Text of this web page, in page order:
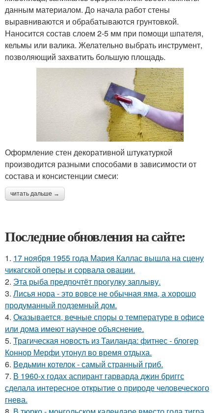
данным материалом. До начала работ стены
выравниваются и обрабатываются грунтовкой.
Наносится состав слоем 2-5 мм при помощи шпателя,
кельмы или валика. Желательно выбрать инструмент,
позволяющий захватить большую площадь.
Оформление стен декоративной штукатуркой
производится разными способами в зависимости от
состава и консистенции смеси:
читать дальше →
Последние обновления на сайте:
1. 17 ноября 1955 года Мария Каллас вышла на сцену
чикагской оперы и сорвала овации.
2. Эта рыба предпочтёт прогулку заплыву.
3. Лисья нора - это вовсе не обычная яма, а хорошо
продуманный подземный дом.
4. Оказывается, вечные споры о температуре в офисе
или дома имеют научное объяснение.
5. Трагическая новость из Таиланда: фитнес - блогер
Коннор Мерфи утонул во время отдыха.
6. Ведьмин котелок - самый странный гриб.
7. В 1960-х годах аспирант гарварда джин бриггс
сделала интересное открытие о природе человеческого
гнева.